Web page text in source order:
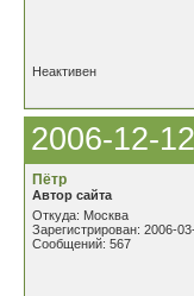
Неактивен
2006-12-
Пётр
Автор сайта
Откуда: Москва
Зарегистрирован: 2006-
Сообщений: 567